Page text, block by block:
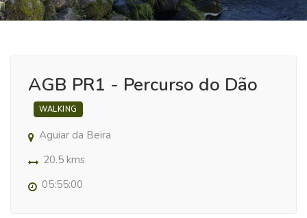
AGB PR1 - Percurso do Dão
WALKING
Aguiar da Beira
20.5 kms
05:55:00